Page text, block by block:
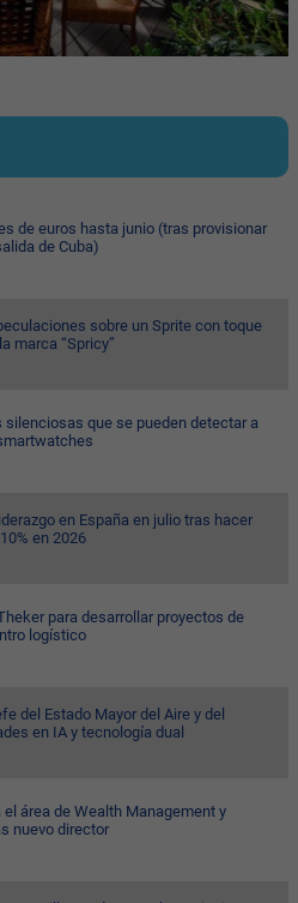
de euros hasta junio (tras provisionar
de Cuba)
sobre un Sprite con toque
marca “Spricy”
silenciosas que se pueden detectar a
en España en julio tras hacer
en 2026
para desarrollar proyectos de
logístico
del Estado Mayor del Aire y del
en IA y tecnología dual
el área de Wealth Management y
nuevo director